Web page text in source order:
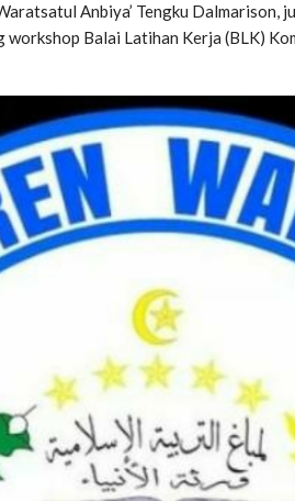
Anbiya’ Tengku Dalmarison,
Balai Latihan Kerja (BLK)